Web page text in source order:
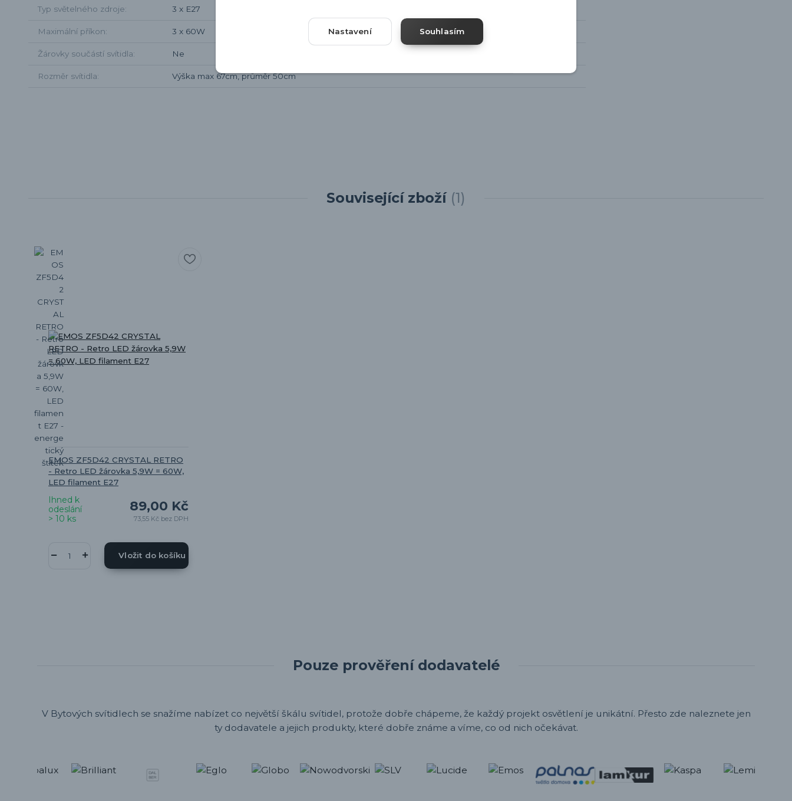
Typ světelného zdroje 3 x E27
Maximální příkon 3 x 60W
Žárovky součástí svítidla Ne
Rozměr svítidla Výška max 67cm, průměr 50cm
Související zboží 1
EMOS ZF5D42 CRYSTAL RETRO
- Retro LED žárovka 5,9W = 60W,
LED filament E27
89,00 Kč
73,55 Kč bez DPH
Ihned k
odeslání
> 10 ks
Vložit do košíku
Pouze prověření dodavatelé
V Bytových svítidlech se snažíme nabízet co největší škálu svítidel, protože dobře chápeme, že každý projekt osvětlení je unikátní. Přesto zde naleznete jen
ty dodavatele a jejich produkty, které dobře známe a víme, co od nich očekávat.
Nastavení Souhlasím